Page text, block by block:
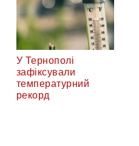
У Тернополі
зафіксували
температурний
рекорд